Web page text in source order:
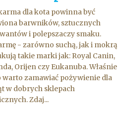
dla kota powinna być
barwników, sztucznych
i polepszaczy smaku.
- zarówno suchą, jak i mokrą
takie marki jak: Royal Canin,
Orijen czy Eukanuba. Właśnie
warto zamawiać pożywienie dla
w dobrych sklepach
Zdaj...